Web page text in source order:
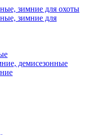
зимние для охоты
зимние для
демисезонные